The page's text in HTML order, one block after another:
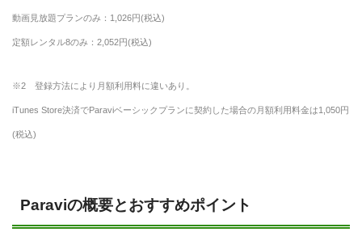
動画見放題プランのみ：1,026円(税込)
定額レンタル8のみ：2,052円(税込)
※2 登録方法により月額利用料に違いあり。
iTunes Store決済でParaviベーシックプランに契約した場合の月額利用料金は1,050円
(税込)
Paraviの概要とおすすめポイント